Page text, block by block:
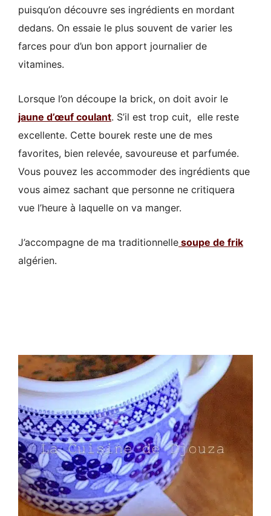
puisqu’on découvre ses ingrédients en mordant
dedans. On essaie le plus souvent de varier les
farces pour d’un bon apport journalier de
vitamines.
Lorsque l’on découpe la brick, on doit avoir le
jaune d’œuf coulant. S’il est trop cuit, elle reste
excellente. Cette bourek reste une de mes
favorites, bien relevée, savoureuse et parfumée.
Vous pouvez les accommoder des ingrédients que
vous aimez sachant que personne ne critiquera
vue l’heure à laquelle on va manger.
J’accompagne de ma traditionnelle soupe de frik
algérien.